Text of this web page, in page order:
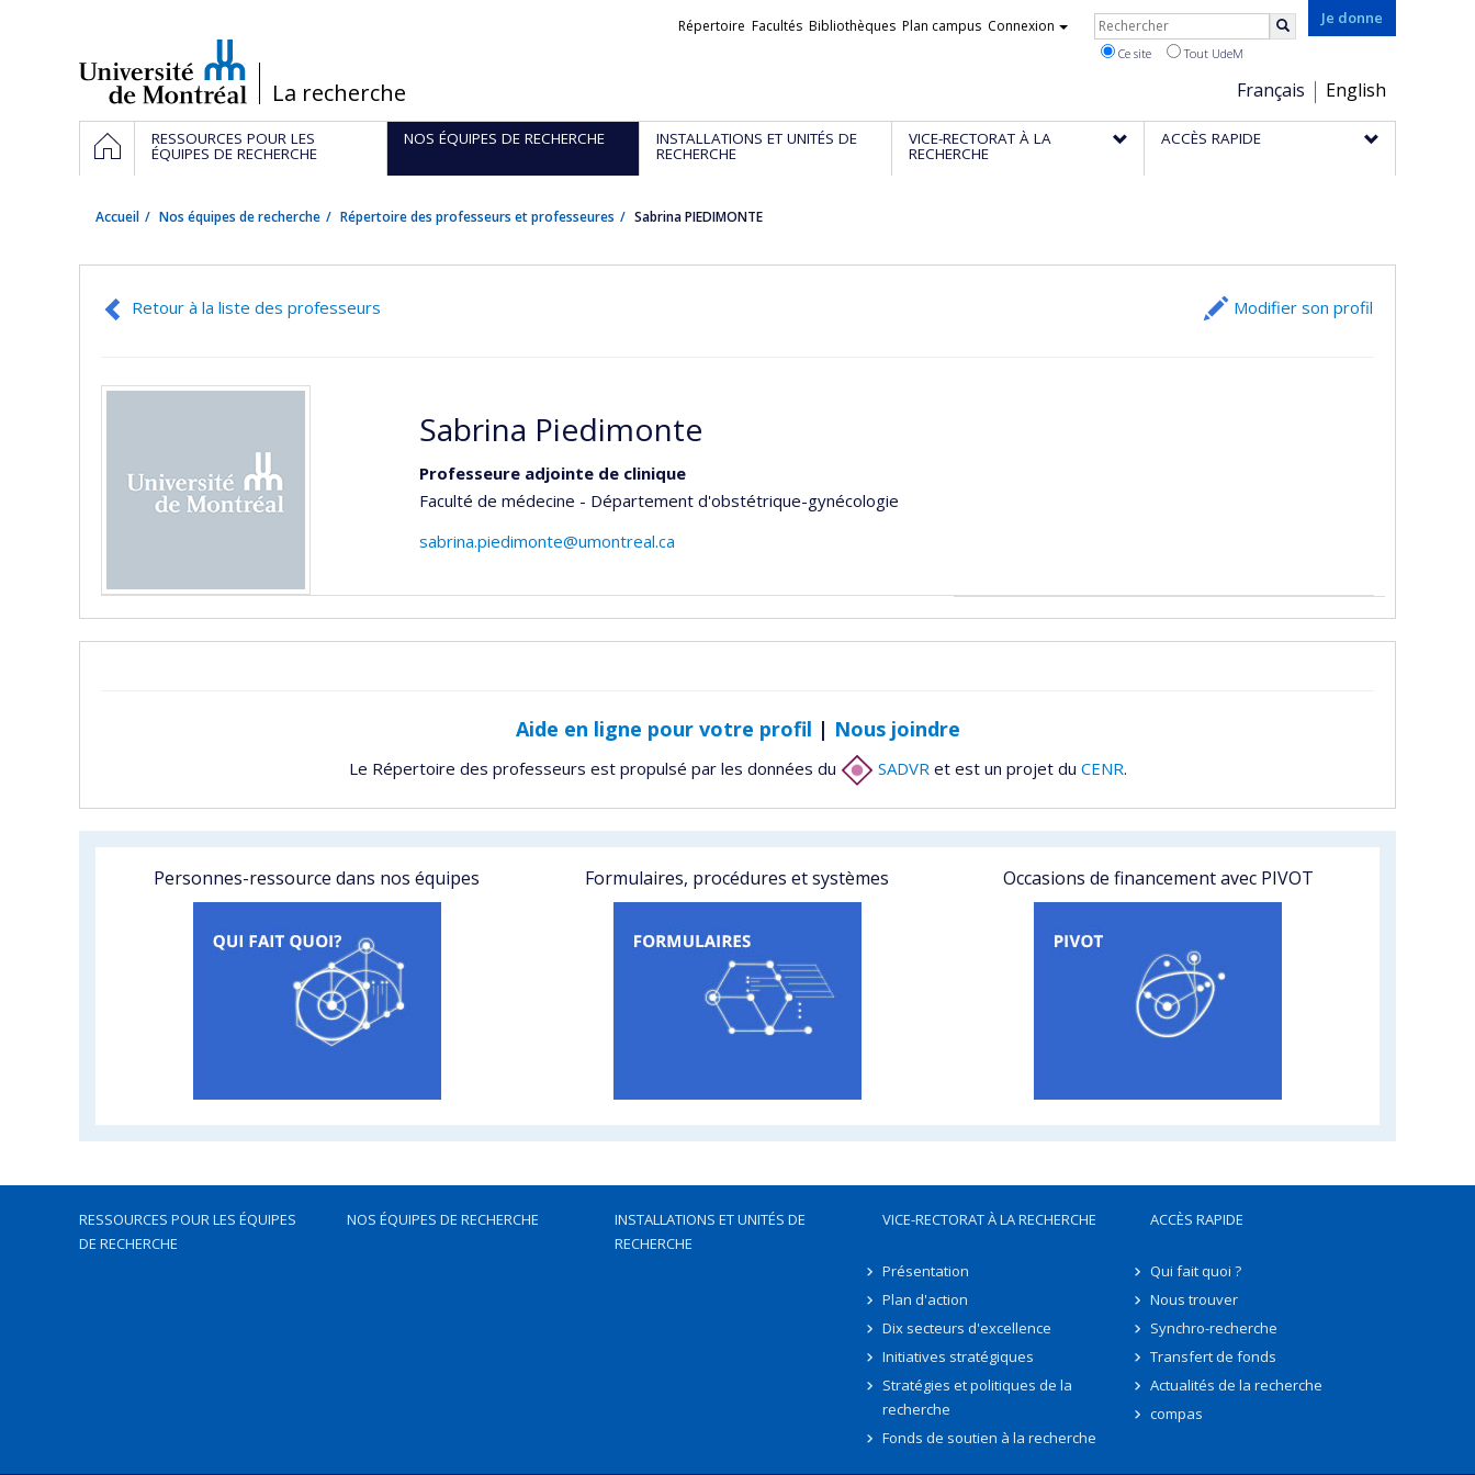
/La recherche
Je donne
Choix
de
la
Français English
Liens
Répertoire Facultés Bibliothèques Plan campus Connexion Rechercher
Ce site Tout UdeM
Navigation
principale
ACCUEILRESSOURCES POUR LES
ÉQUIPES DE RECHERCHE
NOS ÉQUIPES DE RECHERCHE INSTALLATIONS ET UNITÉS DE
RECHERCHE
VICE-RECTORAT À LA
RECHERCHE
ACCÈS RAPIDE
Accueil Nos équipes de recherche Répertoire des professeurs et professeures Sabrina PIEDIMONTE
Retour à la liste des professeurs Modifier son profil
Sabrina Piedimonte
Professeure adjointe de clinique
Faculté de médecine - Département d'obstétrique-gynécologie
sabrina.piedimonte@umontreal.ca
Aide en ligne pour votre profil | Nous joindre
Le Répertoire des professeurs est propulsé par les données du SADVR et est un projet du CENR.
Personnes-ressource dans nos équipes Formulaires, procédures et systèmes Occasions de financement avec PIVOT
RESSOURCES POUR LES ÉQUIPES
DE RECHERCHE
NOS ÉQUIPES DE RECHERCHE
INSTALLATIONS ET UNITÉS DE
RECHERCHE
VICE-RECTORAT À LA RECHERCHE
Présentation
Plan d'action
Dix secteurs d'excellence
Initiatives stratégiques
Stratégies et politiques de la
recherche
Fonds de soutien à la recherche
ACCÈS RAPIDE
Qui fait quoi ?
Nous trouver
Synchro-recherche
Transfert de fonds
Actualités de la recherche
compas